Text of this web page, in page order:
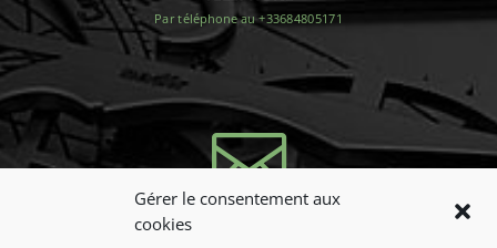
Gérer le consentement aux
cookies
Par téléphone au +33684805171

NOUS CONTACTER